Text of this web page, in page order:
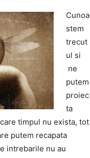
Cunoa
stem
trecut
ul si
ne
putem
proiec
ta
timpul nu exista, tot
putem recapata
intrebarile nu au